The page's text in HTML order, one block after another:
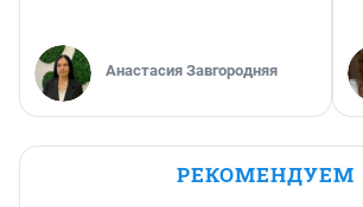
Анастасия Завгородняя
РЕКОМЕНДУЕМ